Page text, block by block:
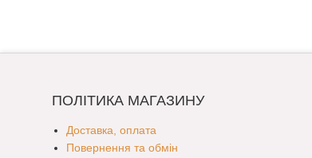
ПОЛІТИКА МАГАЗИНУ
Доставка, оплата
Повернення та обмін